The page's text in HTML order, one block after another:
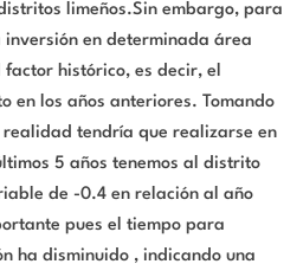
limeños.Sin embargo, para
en determinada área
histórico, es decir, el
en los años anteriores. Tomando
realidad tendría que realizarse en
5 años tenemos al distrito
de -0.4 en relación al año
pues el tiempo para
ha disminuido , indicando una